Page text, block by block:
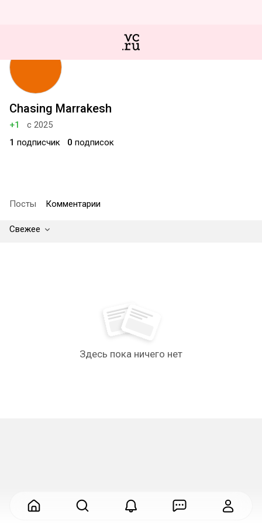
Chasing Marrakesh
+1
с 2025
1 подписчик 0 подписок
Посты Комментарии
Свежее
Здесь пока ничего нет